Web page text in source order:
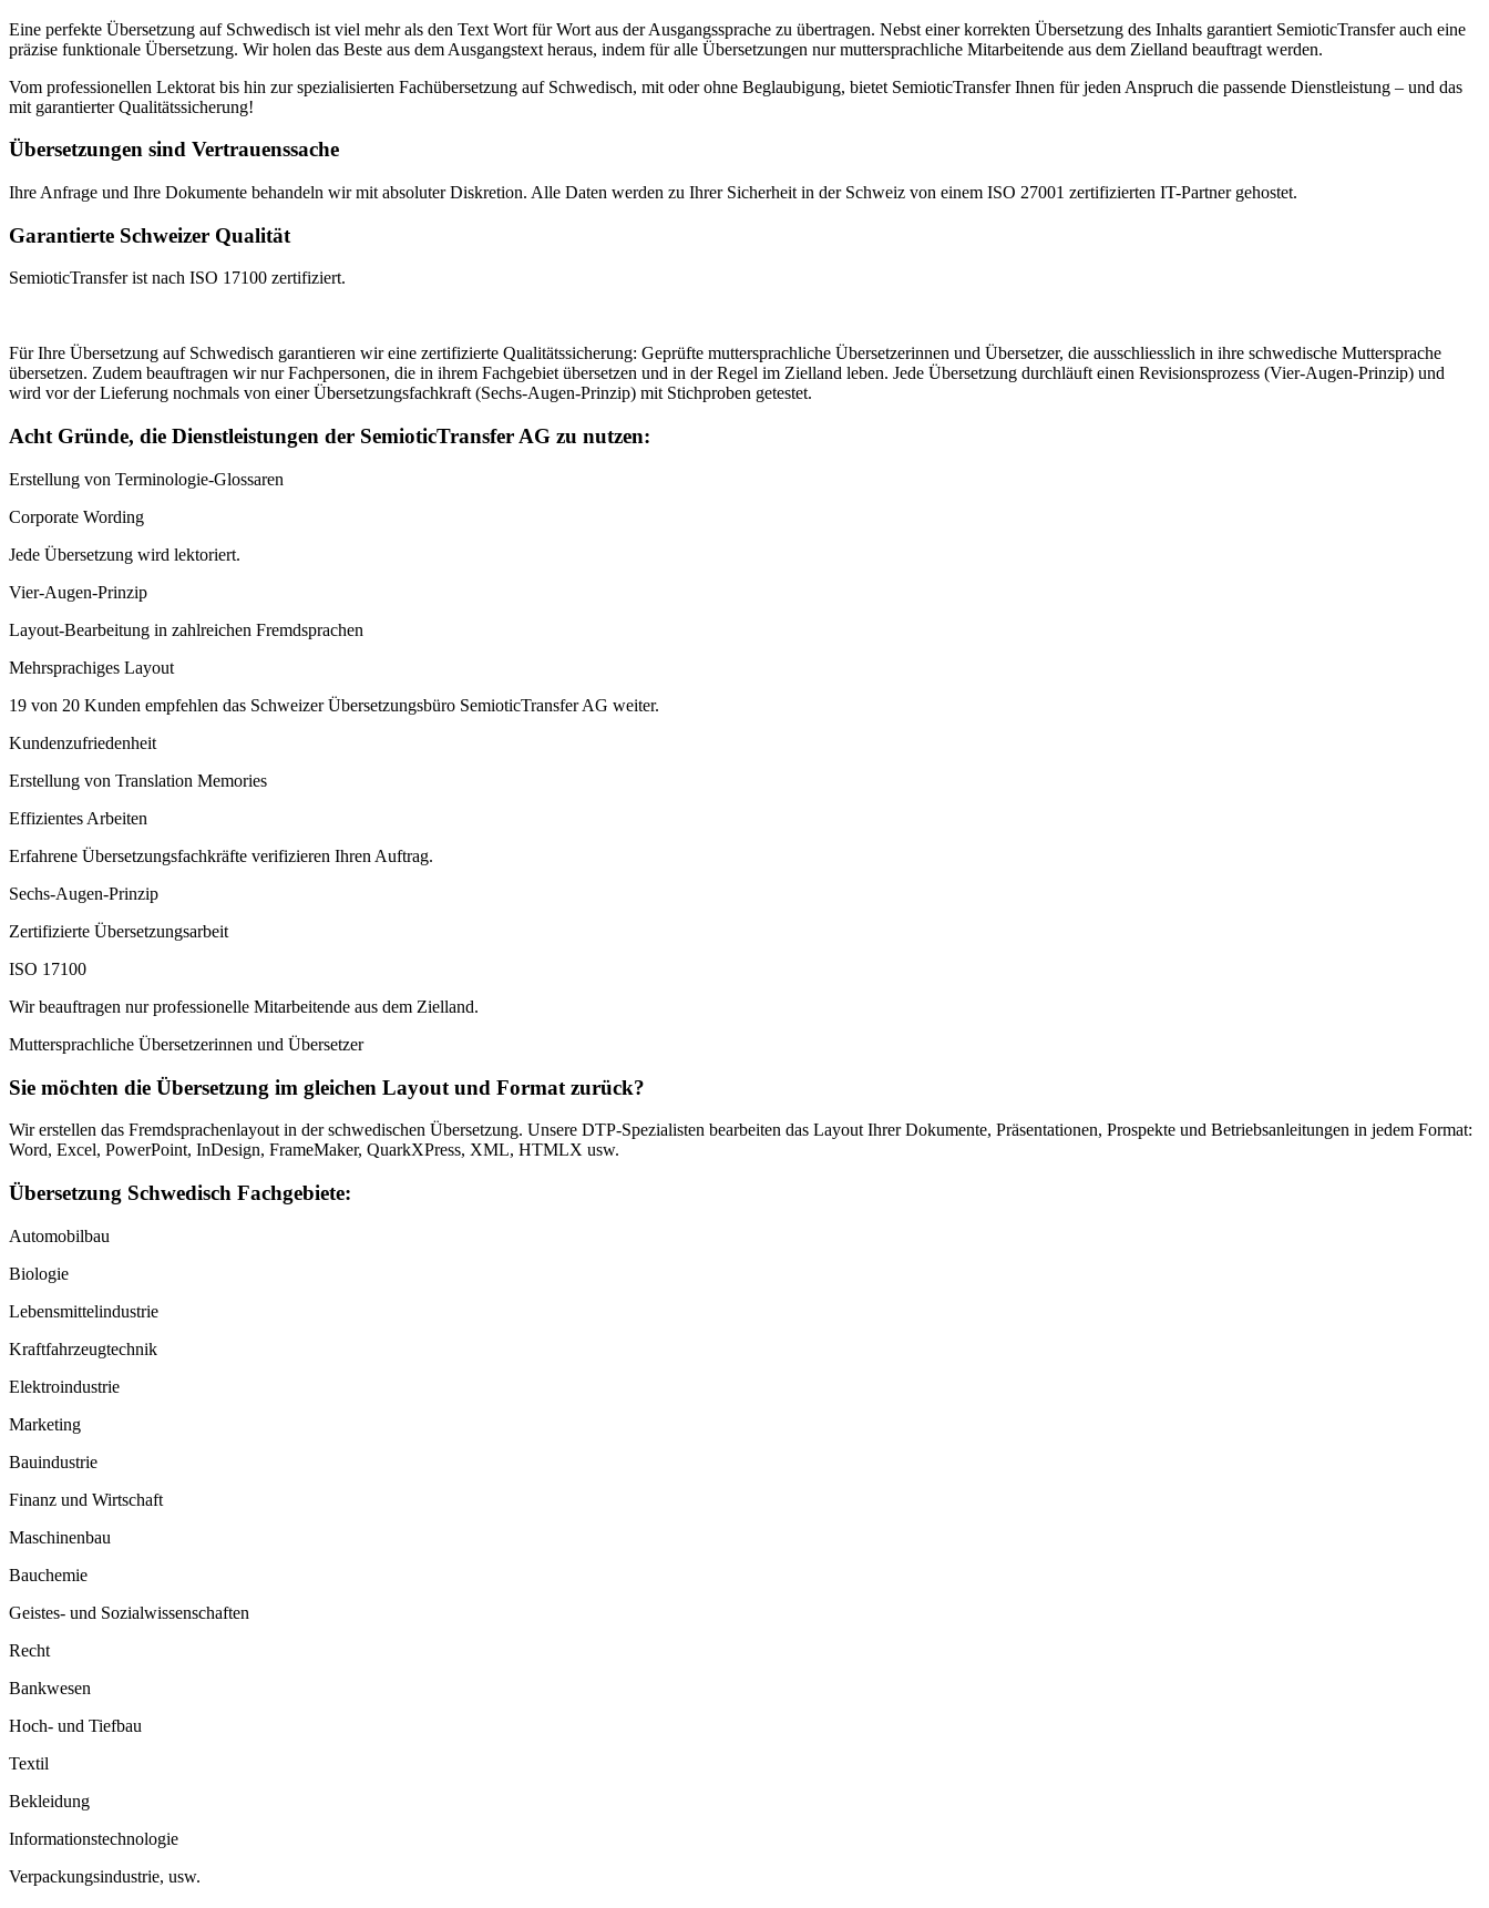
Eine perfekte Übersetzung auf Schwedisch ist viel mehr als den Text Wort für Wort aus der Ausgangssprache zu übertragen. Nebst einer korrekten Übersetzung des Inhalts garantiert SemioticTransfer auch eine
präzise funktionale Übersetzung. Wir holen das Beste aus dem Ausgangstext heraus, indem für alle Übersetzungen nur muttersprachliche Mitarbeitende aus dem Zielland beauftragt werden.
Vom professionellen Lektorat bis hin zur spezialisierten Fachübersetzung auf Schwedisch, mit oder ohne Beglaubigung, bietet SemioticTransfer Ihnen für jeden Anspruch die passende Dienstleistung – und das
mit garantierter Qualitätssicherung!
Übersetzungen sind Vertrauenssache
Ihre Anfrage und Ihre Dokumente behandeln wir mit absoluter Diskretion. Alle Daten werden zu Ihrer Sicherheit in der Schweiz von einem ISO 27001 zertifizierten IT-Partner gehostet.
Garantierte Schweizer Qualität
SemioticTransfer ist nach ISO 17100 zertifiziert.
Für Ihre Übersetzung auf Schwedisch garantieren wir eine zertifizierte Qualitätssicherung: Geprüfte muttersprachliche Übersetzerinnen und Übersetzer, die ausschliesslich in ihre schwedische Muttersprache
übersetzen. Zudem beauftragen wir nur Fachpersonen, die in ihrem Fachgebiet übersetzen und in der Regel im Zielland leben. Jede Übersetzung durchläuft einen Revisionsprozess (Vier-Augen-Prinzip) und
wird vor der Lieferung nochmals von einer Übersetzungsfachkraft (Sechs-Augen-Prinzip) mit Stichproben getestet.
Acht Gründe, die Dienstleistungen der SemioticTransfer AG zu nutzen:
Erstellung von Terminologie-Glossaren
Corporate Wording
Jede Übersetzung wird lektoriert.
Vier-Augen-Prinzip
Layout-Bearbeitung in zahlreichen Fremdsprachen
Mehrsprachiges Layout
19 von 20 Kunden empfehlen das Schweizer Übersetzungsbüro SemioticTransfer AG weiter.
Kundenzufriedenheit
Erstellung von Translation Memories
Effizientes Arbeiten
Erfahrene Übersetzungsfachkräfte verifizieren Ihren Auftrag.
Sechs-Augen-Prinzip
Zertifizierte Übersetzungsarbeit
ISO 17100
Wir beauftragen nur professionelle Mitarbeitende aus dem Zielland.
Muttersprachliche Übersetzerinnen und Übersetzer
Sie möchten die Übersetzung im gleichen Layout und Format zurück?
Wir erstellen das Fremdsprachenlayout in der schwedischen Übersetzung. Unsere DTP-Spezialisten bearbeiten das Layout Ihrer Dokumente, Präsentationen, Prospekte und Betriebsanleitungen in jedem Format:
Word, Excel, PowerPoint, InDesign, FrameMaker, QuarkXPress, XML, HTMLX usw.
Übersetzung Schwedisch Fachgebiete:
Automobilbau
Biologie
Lebensmittelindustrie
Kraftfahrzeugtechnik
Elektroindustrie
Marketing
Bauindustrie
Finanz und Wirtschaft
Maschinenbau
Bauchemie
Geistes- und Sozialwissenschaften
Recht
Bankwesen
Hoch- und Tiefbau
Textil
Bekleidung
Informationstechnologie
Verpackungsindustrie, usw.